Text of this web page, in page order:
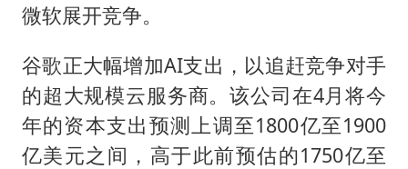
微软展开竞争。
谷歌正大幅增加AI支出，以追赶竞争对手
的超大规模云服务商。该公司在4月将今
年的资本支出预测上调至1800亿至1900
亿美元之间，高于此前预估的1750亿至